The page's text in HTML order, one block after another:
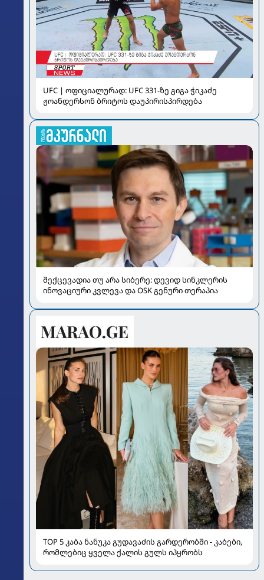
UFC | ოფიციალურად: UFC 331-ზე გიგა ჭიკაძე
ჟოანდერსონ ბრიტოს დაუპირისპირდება
შექცევადია თუ არა სიბერე: დევიდ სინკლერის
ინოვაციური კვლევა და OSK გენური თერაპია
TOP 5 კაბა ნანუკა გუდავაძის გარდერობში - კაბები,
რომლებიც ყველა ქალის გულს იპყრობს